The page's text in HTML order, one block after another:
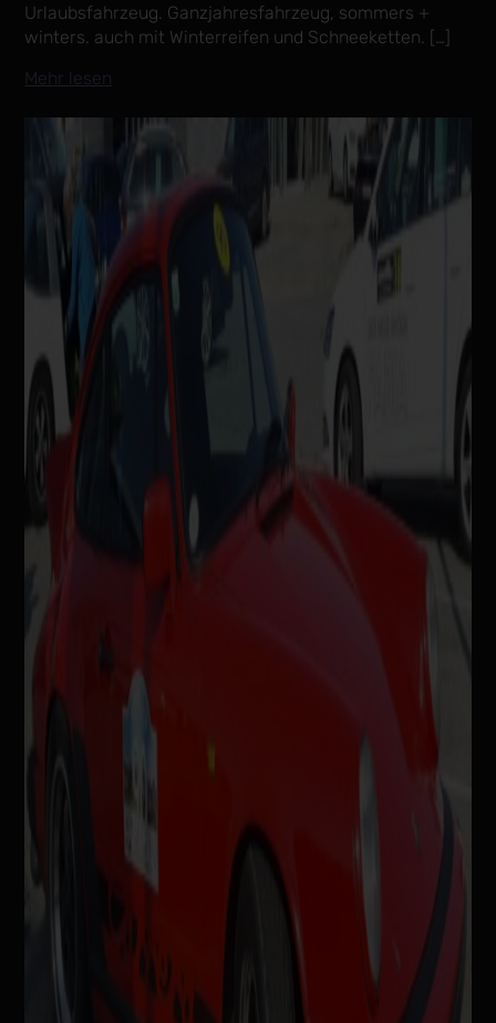
Urlaubsfahrzeug. Ganzjahresfahrzeug, sommers +
winters. auch mit Winterreifen und Schneeketten. […]
Mehr lesen